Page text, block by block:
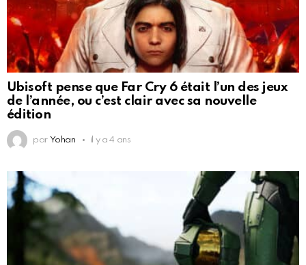
Ubisoft pense que Far Cry 6 était l’un des jeux
de l’année, ou c’est clair avec sa nouvelle
édition
par Yohan il y a 4 ans